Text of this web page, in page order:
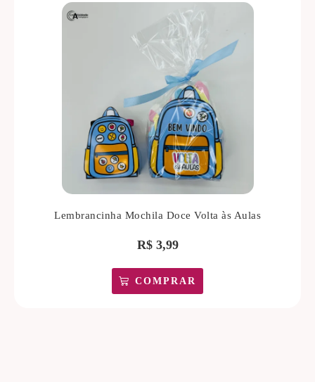
Lembrancinha Mochila Doce Volta às Aulas
R$3,99
COMPRAR